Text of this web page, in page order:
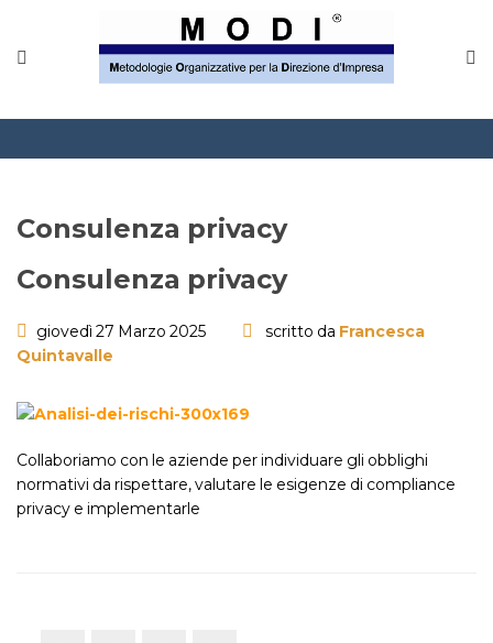
Questionario
Blog e info
FAQ
Consulenza privacy
Consulenza privacy
giovedì 27 Marzo 2025 scritto da Francesca
Quintavalle
Collaboriamo con le aziende per individuare gli obblighi
normativi da rispettare, valutare le esigenze di compliance
privacy e implementarle